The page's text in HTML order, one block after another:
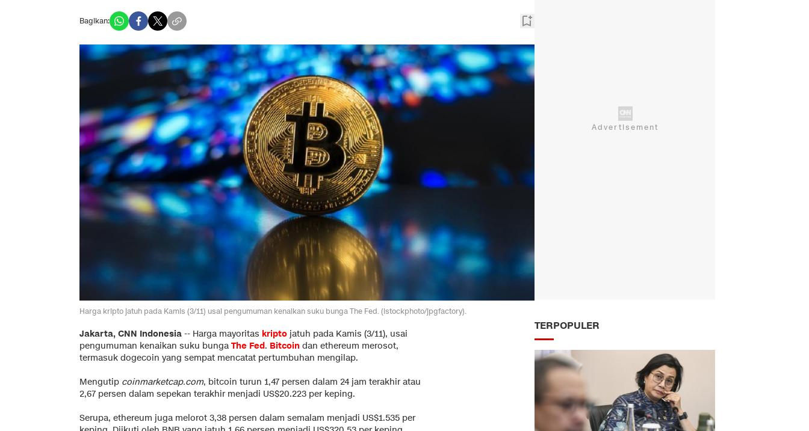
Bagikan:
Harga kripto jatuh pada Kamis (3/11) usai pengumuman kenaikan suku bunga The Fed. (istockphoto/jpgfactory).
Jakarta, CNN Indonesia -- Harga mayoritas kripto jatuh pada Kamis (3/11), usai
pengumuman kenaikan suku bunga The Fed. Bitcoin dan ethereum merosot,
termasuk dogecoin yang sempat mencatat pertumbuhan mengilap.
Mengutip coinmarketcap.com, bitcoin turun 1,47 persen dalam 24 jam terakhir atau
2,67 persen dalam sepekan terakhir menjadi US$20.223 per keping.
Serupa, ethereum juga melorot 3,38 persen dalam semalam menjadi US$1.535 per
TERPOPULER